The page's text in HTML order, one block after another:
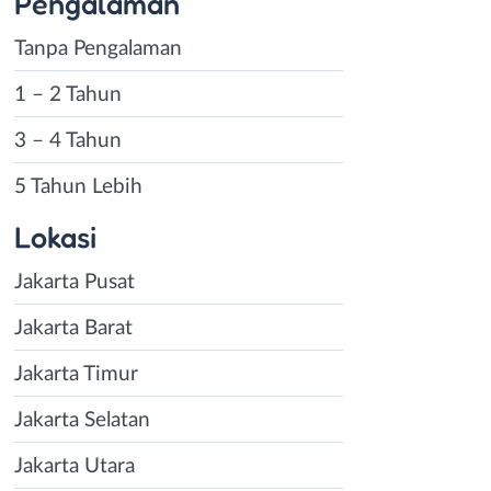
Tanpa Pengalaman
1 – 2 Tahun
3 – 4 Tahun
5 Tahun Lebih
Lokasi
Jakarta Pusat
Jakarta Barat
Jakarta Timur
Jakarta Selatan
Jakarta Utara